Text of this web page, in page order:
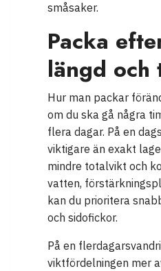
småsaker.
Packa
längd och
Hur man packar
om du ska gå några
flera dagar. På en
viktigare än exakt
mindre totalvikt och
vatten,
kan du prioritera
och sidofickor.
På en
viktfördelningen mer